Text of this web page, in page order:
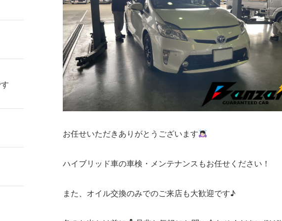
お任せいただきありがとうございます
ハイブリッド車の車検・メンテナンスもお任せください！
また、オイル交換のみでのご来店も大歓迎です♪